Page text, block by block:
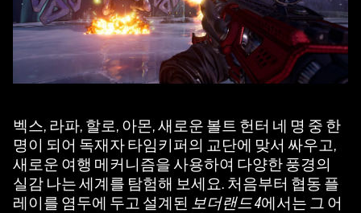
벡스, 라파, 할로, 아몬, 새로운 볼트 헌터 네 명 중 한
명이 되어 독재자 타임키퍼의 교단에 맞서 싸우고,
새로운 여행 메커니즘을 사용하여 다양한 풍경의
실감 나는 세계를 탐험해 보세요. 처음부터 협동 플
레이를 염두에 두고 설계된 보더랜드 4에서는 그 어